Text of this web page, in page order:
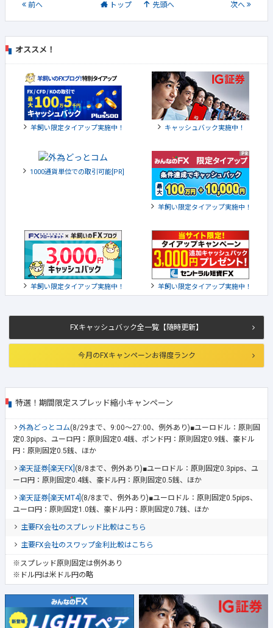
前へ トップ 先頭へ 次へ
FXキャッシュバック全一覧【随時更新】
今月のFXキャンペーンお得度ランク
特選！期間限定スプレッド縮小キャンペーン
外為どっとコム(8/29まで、9:00～27:00、例外あり)■ユーロドル：原則固
定0.3pips、ユーロ円：原則固定0.4銭、ポンド円：原則固定0.9銭、豪ドル
円：原則固定0.5銭、ほか
楽天証券[楽天FX] (8/8まで、例外あり)■ユーロドル：原則固定0.3pips、ユ
ーロ円：原則固定0.4銭、豪ドル円：原則固定0.5銭、ほか
楽天証券[楽天MT4] (8/8まで、例外あり)■ユーロドル：原則固定0.5pips、
ユーロ円：原則固定1.0銭、豪ドル円：原則固定0.7銭、ほか
主要FX会社のスプレッド比較はこちら
主要FX会社のスワップ金利比較はこちら
※スプレッド原則固定は例外あり
※ドル円は米ドル円の略
オススメ！
羊飼い限定タイアップ実施中！ キャッシュバック実施中！
1000通貨単位での取引可能[PR]
羊飼い限定タイアップ実施中！
羊飼い限定タイアップ実施中！ 羊飼い限定タイアップ実施中！